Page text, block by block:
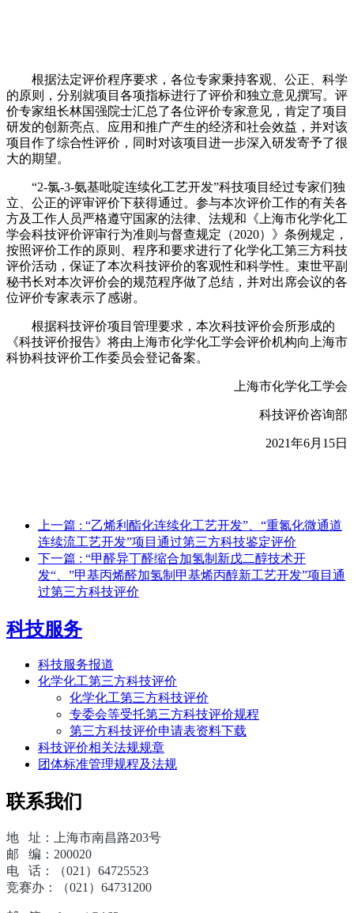
根据法定评价程序要求，各位专家秉持客观、公正、科学
的原则，分别就项目各项指标进行了评价和独立意见撰写。 评
价专家组长林国强院士汇总了各位评价专家意见，肯定了项目
研发的创新亮点、应用和推广产生的经济和社会效益， 并对该
项目作了综合性评价 ， 同时对该项目进一步深入研发寄予了很
大的期望。
“2-氯-3-氨基吡啶连续化工艺开发”科技项目 经过专家们独
立、公正的评审评价下获得通过。 参与本次评价工作的有关各
方及工作人员严格遵守国家的法律、法规和《上海市化学化工
学会科技评价评审行为准则与督查规定（2020）》条例规定，
按照评价工作的原则、程序和要求进行了化学化工第三方科技
评价活动， 保证了本次科技评价的客观性和科学性。 束世平副
秘书长对本次评价会的规范程序做了总结，并对出席会议的各
位评价专家表示了感谢。
根据科技评价项目管理要求，本次科技评价会所形成的
《科技评价报告》将由上海市化学化工学会评价机构向上海市
科协科技评价工作委员会登记备案。
上海市化学化工学会
科技评价咨询部
2021年6月 15日
上一篇 : “乙烯利酯化连续化工艺开发”、“重氮化微通道
连续流工艺开发”项目通过第三方科技鉴定评价
下一篇 : “甲醛异丁醛缩合加氢制新戊二醇技术开
发“、”甲基丙烯醛加氢制甲基烯丙醇新工艺开发”项目通
过第三方科技评价
科技服务
科技服务报道
化学化工第三方科技评价
化学化工第三方科技评价
专委会等受托第三方科技评价规程
第三方科技评价申请表资料下载
科技评价相关法规规章
团体标准管理规程及法规
联系我们
地 址：上海市南昌路203号
邮 编：200020
电 话：（021）64725523
竞赛办：（021）64731200